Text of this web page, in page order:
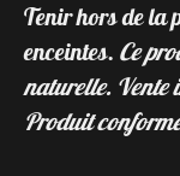
Tenir hors de la
enceintes. Ce
naturelle. Vente
Produit